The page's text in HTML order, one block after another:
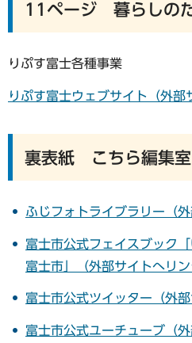
11ページ 暮らしの
りぷす富士各種事業
りぷす富士ウェブサイト（外部
裏表紙 こちら編集
ふじフォトライブラリー（外
富士市公式フェイスブック
富士市」（外部サイトへリン
富士市公式ツイッター（外部
富士市公式ユーチューブ（外